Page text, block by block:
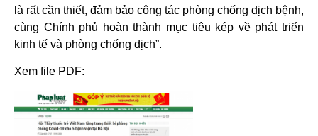
là rất cần thiết, đảm bảo công tác phòng chống dịch bệnh,
cùng Chính phủ hoàn thành mục tiêu kép về phát triển
kinh tế và phòng chống dịch”.
Xem file PDF: